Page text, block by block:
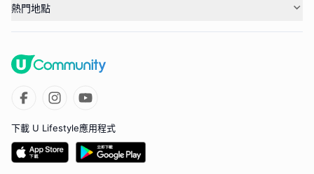
熱門地點
下載 U Lifestyle應用程式